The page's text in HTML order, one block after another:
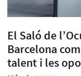
El Saló de
Barcelona
talent i les